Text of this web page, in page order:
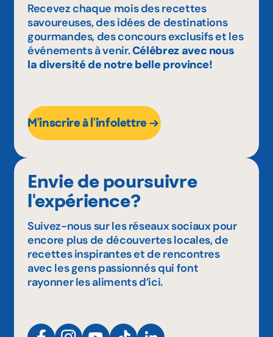
Recevez chaque mois des recettes
savoureuses, des idées de destinations
gourmandes, des concours exclusifs et les
événements à venir.Célébrez avec nous
la diversité de notre belle province!
M'inscrire à l'infolettre
Envie de poursuivre
l'expérience?
Suivez-nous sur les réseaux sociaux pour
encore plus de découvertes locales, de
recettes inspirantes et de rencontres
avec les gens passionnés qui font
rayonner les aliments d’ici.